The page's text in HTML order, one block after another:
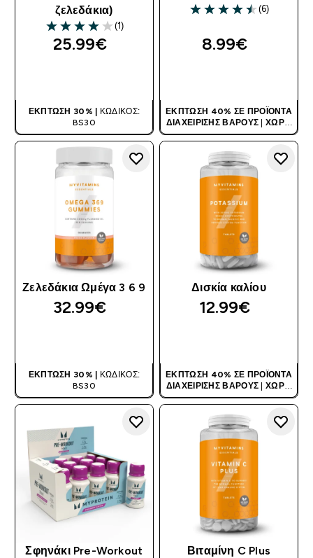
ζελεδάκια)
4 out of 5 stars
(1)
25.99€‎
ΈΚΠΤΩΣΗ 30% | ΚΩΔΙΚΌΣ:
BS30
4.5 out of 5 stars
(6)
8.99€‎
ΈΚΠΤΩΣΗ 40% ΣΕ ΠΡΟΪΌΝΤΑ
ΔΙΑΧΕΊΡΙΣΗΣ ΒΆΡΟΥΣ | ΧΩΡΊΣ
ΚΩΔΙΚΌ
Ζελεδάκια Ωμέγα 3 6 9
32.99€‎
ΈΚΠΤΩΣΗ 30% | ΚΩΔΙΚΌΣ:
BS30
Δισκία καλίου
12.99€‎
ΈΚΠΤΩΣΗ 40% ΣΕ ΠΡΟΪΌΝΤΑ
ΔΙΑΧΕΊΡΙΣΗΣ ΒΆΡΟΥΣ | ΧΩΡΊΣ
ΚΩΔΙΚΌ
Σφηνάκι Pre-Workout
Βιταμίνη C Plus